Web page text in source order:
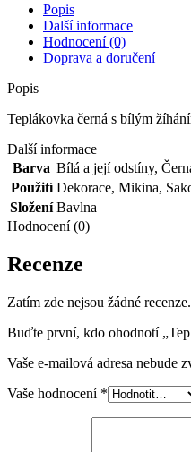
Popis
Další informace
Hodnocení (0)
Doprava a doručení
Popis
Teplákovka černá s bílým
Další informace
Barva Bílá a její odstíny,
Použití Dekorace, Mikina,
Složení Bavlna
Hodnocení (0)
Recenze
Zatím zde nejsou žádné recenze.
Buďte první, kdo ohodnotí
Vaše e-mailová adresa nebude
Vaše hodnocení *